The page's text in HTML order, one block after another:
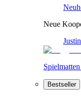
Neue
Bestseller